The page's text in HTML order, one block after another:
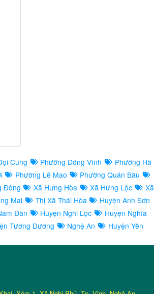
Cung Phường Đông Vĩnh
Phường Hà
Phường Lê Mao
Phường Quán Bàu
Đông
Xã Hưng Hòa Xã Hưng Lộc
Xã
Mai
Thị Xã Thái Hòa
Huyện Anh Sơn
Đàn
Huyện Nghi Lộc
Huyện Nghĩa
Tương Dương
Nghệ An Huyện Yên